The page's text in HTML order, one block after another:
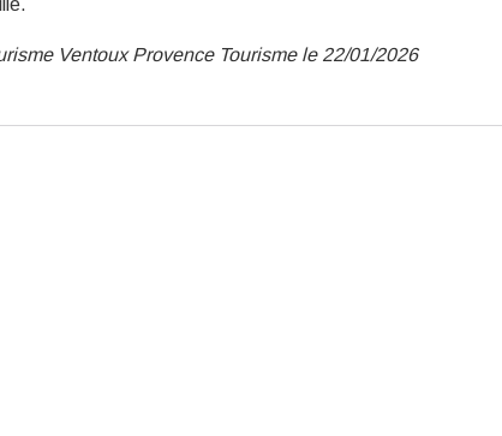
Ventoux Provence Tourisme le 22/01/2026